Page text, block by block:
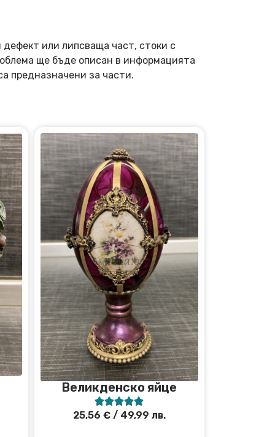
или липсваща част, стоки с
ще бъде описан в информацията
предназначени за части.
Великденско яйце

25,56 €/ 49,99 лв.